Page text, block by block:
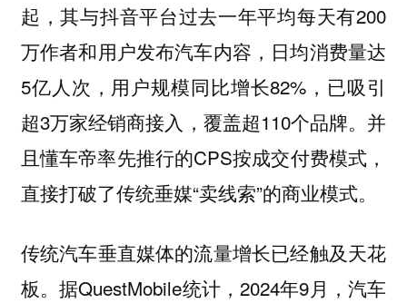
起，其与抖音平台过去一年平均每天有200
万作者和用户发布汽车内容，日均消费量达
5亿人次，用户规模同比增长82%，已吸引
超3万家经销商接入，覆盖超110个品牌。并
且懂车帝率先推行的CPS按成交付费模式，
直接打破了传统垂媒“卖线索”的商业模式。
传统汽车垂直媒体的流量增长已经触及天花
板。据QuestMobile统计，2024年9月，汽车